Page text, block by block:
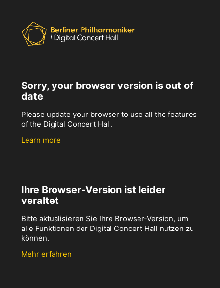
Sorry, your browser version is out of
date
Please update your browser to use all the features
of the Digital Concert Hall.
Learn more
Ihre Browser-Version ist leider
veraltet
Bitte aktualisieren Sie Ihre Browser-Version, um
alle Funktionen der Digital Concert Hall nutzen zu
können.
Mehr erfahren